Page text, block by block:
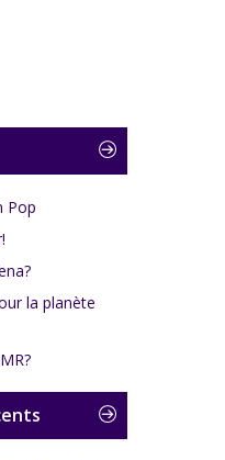
Pop
la planète